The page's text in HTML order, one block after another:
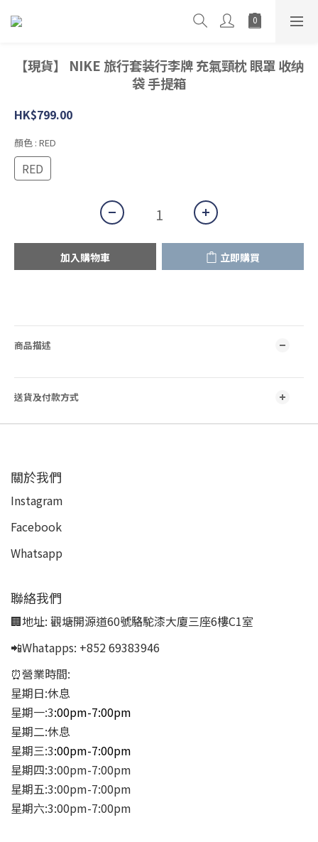
【現貨】 NIKE 旅行套装行李牌 充氣頸枕 眼罩 收纳
袋 手提箱
HK$799.00
顏色 : RED
RED
加入購物車 立即購買
商品描述
送貨及付款方式
關於我們
Instagram
Facebook
Whatsapp
聯絡我們
🏢地址: 觀塘開源道60號駱駝漆大廈三座6樓C1室
📲Whatapps: +852 69383946
⏰營業時間:
星期日:休息
星期一:3:00pm-7:00pm
星期二:休息
星期三:3:00pm-7:00pm
星期四:3:00pm-7:00pm
星期五:3:00pm-7:00pm
星期六:3:00pm-7:00pm